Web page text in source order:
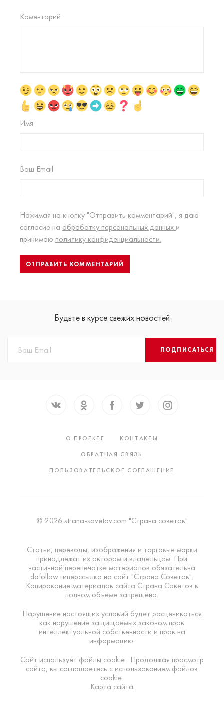
Коментарий
Имя
Ваш Email
Нажимая на кнопку "Отправить комментарий", я даю
согласие на обработку персональных данных и
принимаю политику конфиденциальности.
Будьте в курсе свежих новостей
ПОДПИСАТЬСЯ
О ПРОЕКТЕ
КОНТАКТЫ
ОБРАТНАЯ СВЯЗЬ
ПОЛЬЗОВАТЕЛЬСКОЕ СОГЛАШЕНИЕ
© 2026 strana-sovetov.com "Страна советов"
Статьи, переводы, изображения и торговые марки
принадлежат их авторам и владельцам. При
частичной перепечатке материалов обязательна
dofollow гиперссылка на сайт "Страна Советов".
Копирование материалов сайта Страна Советов в
полном объеме запрещено.
Нарушение настоящих условий будет расцениваться
как нарушение защищаемых законом прав
интеллектуальной собственности и прав на
информацию.
Сайт использует файлы cookie . Продолжая просмотр
сайта, вы соглашаетесь с использованием файлов
cookie.
Карта сайта